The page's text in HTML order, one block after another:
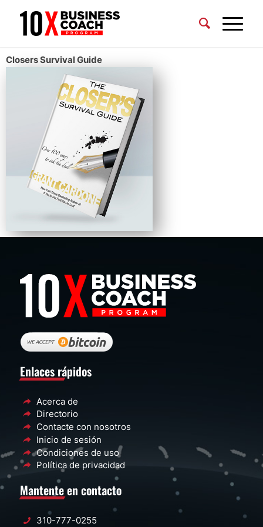
Closers Survival Guide
Enlaces rápidos
Acerca de
Directorio
Contacte con nosotros
Inicio de sesión
Condiciones de uso
Política de privacidad
Mantente en contacto
310-777-0255